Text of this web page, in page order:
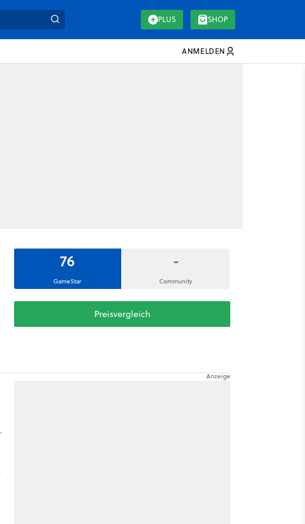
PLUS SHOP
ANMELDEN
76
GameStar
-
Community
Preisvergleich